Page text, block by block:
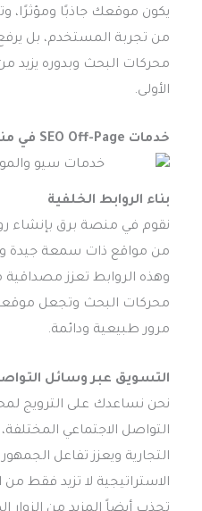
يكون موقعك جاذبًا ومؤثرًا،
من تجربة المستخدم، بل
محركات البحث وبدوره
الأولى.
خدمات SEO Off-Page في منصة برق
بناء الروابط الخلفية
نقوم في منصة برق بإنشاء
من مواقع ذات سمعة جيدة
وهذه الروابط تعزز
محركات البحث وتجعل موقعك
مرور طبيعية ودائمة.
التسويق عبر وسائل
نحن نساعدك على الترويج
التواصل الاجتماعي
التجارية ويعزز تفاعل
الاستراتيجية لا تزيد فقط من